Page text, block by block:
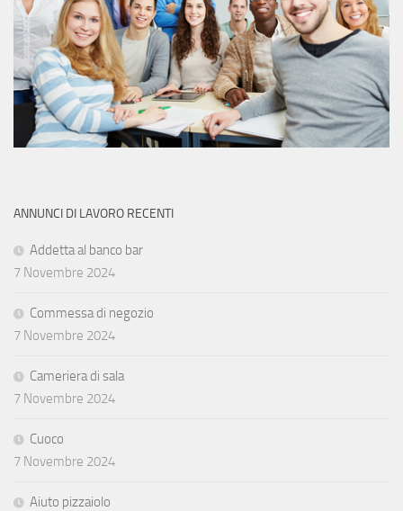
ANNUNCI DI LAVORO RECENTI
Addetta al banco bar
7 Novembre 2024
Commessa di negozio
7 Novembre 2024
Cameriera di sala
7 Novembre 2024
Cuoco
7 Novembre 2024
Aiuto pizzaiolo